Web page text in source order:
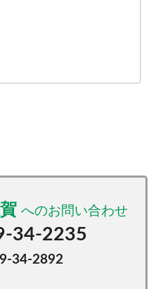
34-2235
34-2892